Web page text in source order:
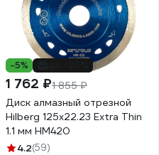
-5%
1 762 ₽1 855 ₽
Диск алмазный отрезной
Hilberg 125x22.23 Extra Thin
1.1 мм HM420
4.2(59)